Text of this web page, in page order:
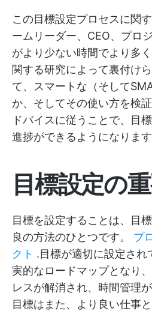
この目標設定プロセスに関
ームリーダー、CEO、プロ
がより少ない時間でより多
関する研究によって裏付け
て、スマートな（そして
か、そしてその使い方を検
ドバイスに従うことで、目
進捗ができるようになります
目標設定の
目標を設定することは、目
良の方法のひとつです。 プ
クト .目標が適切に設定され
実的なロードマップとなり
レスが解消され、時間管理
目標はまた、より良い仕事